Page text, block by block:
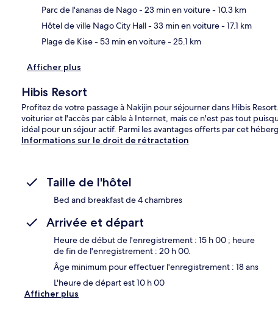
Parc de l'ananas de Nago- 23 min en voiture- 10.3 km
Hôtel de ville Nago City Hall- 33 min en voiture- 17.1 km
Plage de Kise- 53 min en voiture- 25.1 km
Afficher plus
Hibis Resort
Profitez de votre passage à Nakijin pour séjourner dans Hibis
voiturier et l'accès par câble à Internet, mais ce n'est pas tout
idéal pour un séjour actif. Parmi les avantages offerts par cet
Informations sur le droit de rétractation
Taille de l'hôtel
Bed and breakfast de 4 chambres
Arrivée et départ
Heure de début de l'enregistrement : 15 h 00 ; heure
de fin de l'enregistrement : 20 h 00.
Âge minimum pour effectuer l'enregistrement : 18 ans
L'heure de départ est 10 h 00
Afficher plus